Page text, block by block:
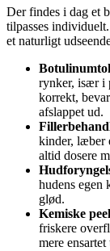
Der findes i dag et
tilpasses
et naturligt
rynker, især i
korrekt,
afslappet ud.
kinder, læber
altid dosere
hudens egen
glød.
Kemiske
friskere
mere ensartet